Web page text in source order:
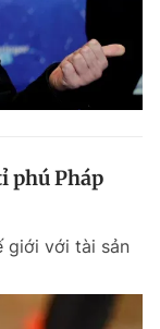
phú Pháp
giới với tài sản